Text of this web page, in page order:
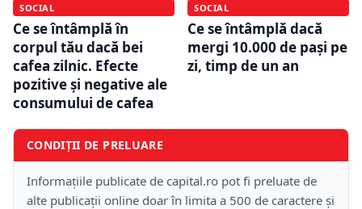
SOCIAL
Ce se întâmplă în
corpul tău dacă bei
cafea zilnic. Efecte
pozitive și negative ale
consumului de cafea
SOCIAL
Ce se întâmplă dacă
mergi 10.000 de pași pe
zi, timp de un an
CONDIȚII DE PRELUARE
Informațiile publicate de capital.ro pot fi preluate de
alte publicații online doar în limita a 500 de caractere și